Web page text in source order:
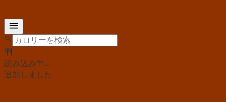
読み込み中...
追加しました